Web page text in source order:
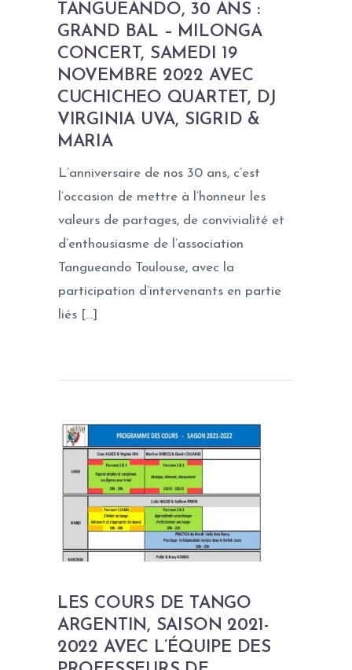
TANGUEANDO, 30 ANS :
GRAND BAL – MILONGA
CONCERT, SAMEDI 19
NOVEMBRE 2022 AVEC
CUCHICHEO QUARTET, DJ
VIRGINIA UVA, SIGRID &
MARIA
L’anniversaire de nos 30 ans, c’est
l’occasion de mettre à l’honneur les
valeurs de partages, de convivialité et
d’enthousiasme de l’association
Tangueando Toulouse, avec la
participation d’intervenants en partie
liés […]
LES COURS DE TANGO
ARGENTIN, SAISON 2021-
2022 AVEC L’ÉQUIPE DES